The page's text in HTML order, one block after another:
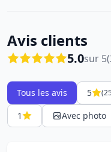
Avis clients
5.0sur 5
Tous les avis 5
1
Avec photo